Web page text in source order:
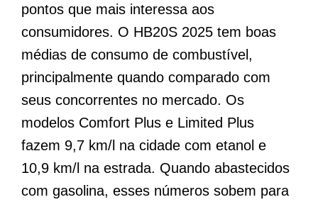
pontos que mais interessa aos
consumidores. O HB20S 2025 tem boas
médias de consumo de combustível,
principalmente quando comparado com
seus concorrentes no mercado. Os
modelos Comfort Plus e Limited Plus
fazem 9,7 km/l na cidade com etanol e
10,9 km/l na estrada. Quando abastecidos
com gasolina, esses números sobem para